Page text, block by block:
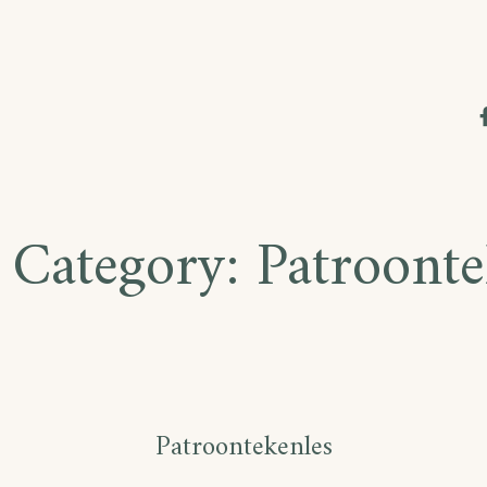
Patroontekenles